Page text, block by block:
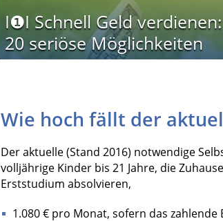
I❶I Schnell Geld verdienen:
20 seriöse Möglichkeiten
Wie hoch fällt der
Der aktuelle (Stand 2016) notwendige
volljährige Kinder bis 21 Jahre, die
Erststudium absolvieren,
1.080 € pro Monat, sofern das